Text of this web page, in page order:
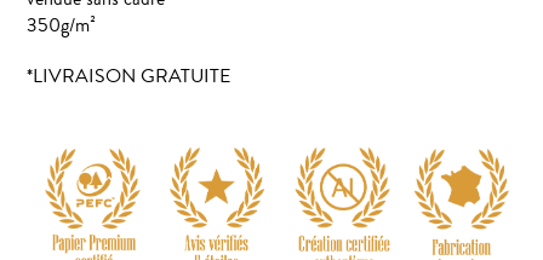
350g/m²
*LIVRAISON GRATUITE